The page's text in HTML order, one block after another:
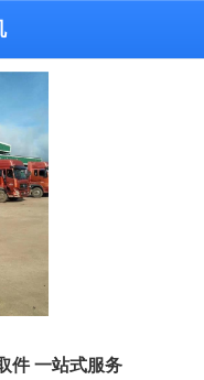
件 一站式服务